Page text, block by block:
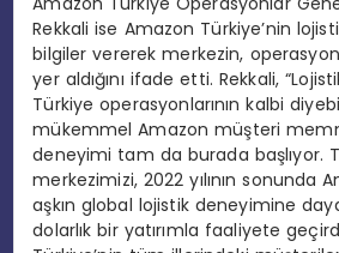
Rekkali ise Amazon Türkiye’nin
bilgiler vererek merkezin,
yer aldığını ifade etti. Rekkali,
Türkiye operasyonlarının kalbi
mükemmel Amazon müşteri
deneyimi tam da burada başlıyor.
merkezimizi, 2022 yılının sonunda
aşkın global lojistik deneyimine
dolarlık bir yatırımla faaliyete